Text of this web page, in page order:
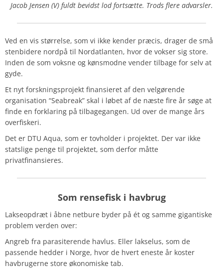
Jacob Jensen (V) fuldt bevidst lod fortsætte. Trods flere advarsler.
Ved en vis størrelse, som vi ikke kender præcis, drager de små
stenbidere nordpå til Nordatlanten, hvor de vokser sig store.
Inden de som voksne og kønsmodne vender tilbage for selv at
gyde.
Et nyt forskningsprojekt finansieret af den velgørende
organisation “Seabreak” skal i løbet af de næste fire år søge at
finde en forklaring på tilbagegangen. Ud over de mange års
overfiskeri.
Det er DTU Aqua, som er tovholder i projektet. Der var ikke
statslige penge til projektet, som derfor måtte
privatfinansieres.
Som rensefisk i havbrug
Lakseopdræt i åbne netbure byder på ét og samme gigantiske
problem verden over:
Angreb fra parasiterende havlus. Eller lakselus, som de
passende hedder i Norge, hvor de hvert eneste år koster
havbrugerne store økonomiske tab.